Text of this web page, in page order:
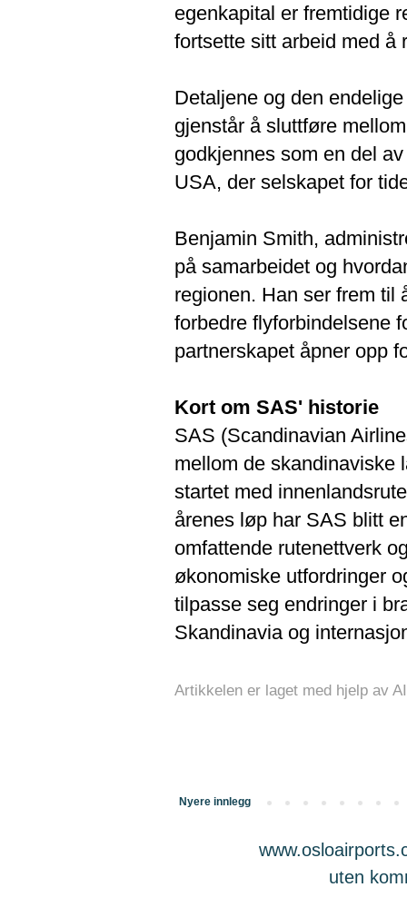
egenkapital er fremtidige
fortsette sitt arbeid med å
Detaljene og den
gjenstår å sluttføre
godkjennes som en del
USA, der selskapet for
Benjamin Smith,
på samarbeidet og
regionen. Han ser frem til
forbedre flyforbindelsene
partnerskapet åpner opp
Kort om SAS' historie
SAS (Scandinavian
mellom de skandinaviske
startet med
årenes løp har SAS blitt
omfattende rutenettverk
økonomiske utfordringer
tilpasse seg endringer i
Skandinavia og
Artikkelen er laget med hjelp av
Nyere innlegg
uten